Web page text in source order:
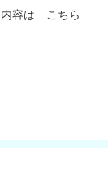
内容は こちら